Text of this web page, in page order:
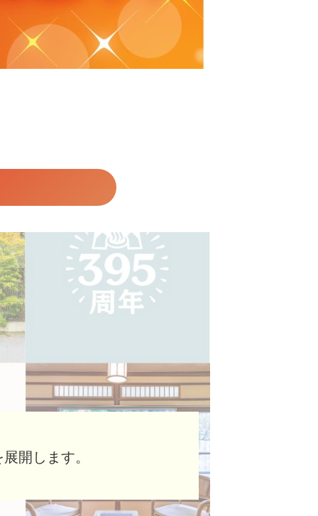
開します。